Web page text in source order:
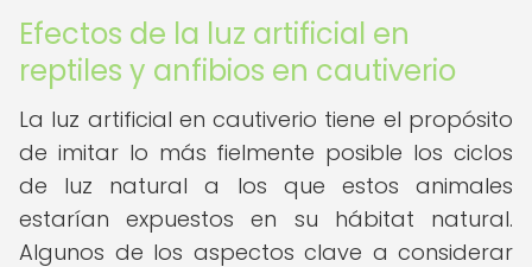
Efectos de la luz artificial en
reptiles y anfibios en cautiverio
La luz artificial en cautiverio tiene el propósito
de imitar lo más fielmente posible los ciclos
de luz natural a los que estos animales
estarían expuestos en su hábitat natural.
Algunos de los aspectos clave a considerar